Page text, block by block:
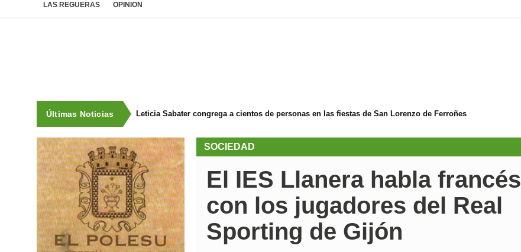
LAS REGUERAS OPINION
Últimas Noticias Leticia Sabater congrega a cientos de personas en las fiestas de San Lorenzo de Ferroñes
SOCIEDAD
El IES Llanera habla francés
con los jugadores del Real
Sporting de Gijón